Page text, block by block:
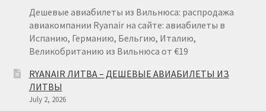
ИЗ
ВАРШАВЫ
ОТ
€
Дешевые авиабилеты из Вильнюса: распродажа
авиакомпании Ryanair на сайте: авиабилеты в
Испанию, Германию, Бельгию, Италию,
Великобританию из Вильнюса от €19
RYANAIR ЛИТВА – ДЕШЕВЫЕ АВИАБИЛЕТЫ ИЗ
ЛИТВЫ
July 2, 2026